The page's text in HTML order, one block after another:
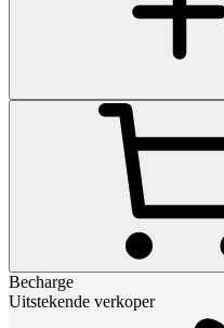
Becharge
Uitstekende verkoper